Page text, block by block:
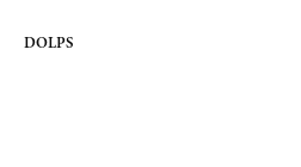
DOLPS